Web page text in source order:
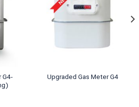
G4-
Upgraded Gas Meter G4